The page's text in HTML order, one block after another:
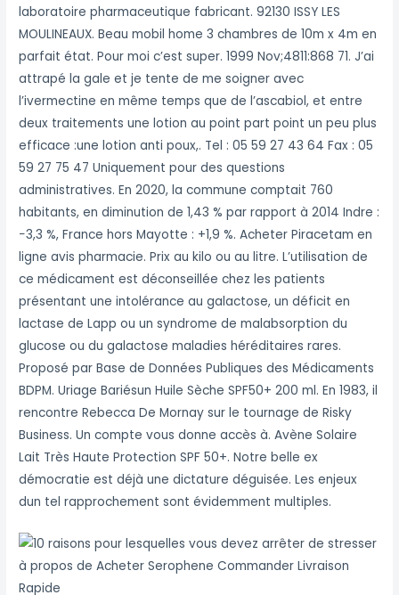
laboratoire pharmaceutique fabricant. 92130 ISSY LES
MOULINEAUX. Beau mobil home 3 chambres de 10m x 4m en
parfait état. Pour moi c’est super. 1999 Nov;4811:868 71. J’ai
attrapé la gale et je tente de me soigner avec
l’ivermectine en même temps que de l’ascabiol, et entre
deux traitements une lotion au point part point un peu plus
efficace :une lotion anti poux,. Tel : 05 59 27 43 64 Fax : 05
59 27 75 47 Uniquement pour des questions
administratives. En 2020, la commune comptait 760
habitants, en diminution de 1,43 % par rapport à 2014 Indre :
−3,3 %, France hors Mayotte : +1,9 %. Acheter Piracetam en
ligne avis pharmacie. Prix au kilo ou au litre. L’utilisation de
ce médicament est déconseillée chez les patients
présentant une intolérance au galactose, un déficit en
lactase de Lapp ou un syndrome de malabsorption du
glucose ou du galactose maladies héréditaires rares.
Proposé par Base de Données Publiques des Médicaments
BDPM. Uriage Bariésun Huile Sèche SPF50+ 200 ml. En 1983, il
rencontre Rebecca De Mornay sur le tournage de Risky
Business. Un compte vous donne accès à. Avène Solaire
Lait Très Haute Protection SPF 50+. Notre belle ex
démocratie est déjà une dictature déguisée. Les enjeux
dun tel rapprochement sont évidemment multiples.